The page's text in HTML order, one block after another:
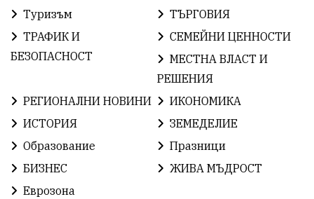
ИсторияНаБългария Иновации САЩ
БългарскаГордост Археология Твърдица
Легенда Право
ОтровнатаЯбълка ЦветомирПетков
България2025
Туризъм
ТЪРГОВИЯ
ТРАФИК И
БЕЗОПАСНОСТ
СЕМЕЙНИ ЦЕННОСТИ
МЕСТНА ВЛАСТ И
РЕШЕНИЯ
РЕГИОНАЛНИ НОВИНИ
ИКОНОМИКА
ИСТОРИЯ
ЗЕМЕДЕЛИЕ
Образование
Празници
БИЗНЕС
ЖИВА МЪДРОСТ
Еврозона